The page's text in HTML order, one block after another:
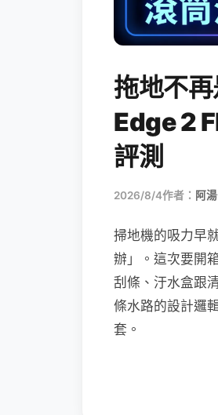
拖地不
Edge 2
評測
2026/8/4作者： 阿湯
掃地機的吸力早
辦」。這次要開
刮條、汙水盒跟
條水路的設計邏
套。